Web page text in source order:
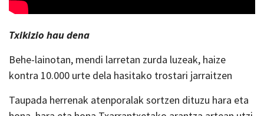
Txikizio hau dena
Behe-lainotan, mendi larretan zurda luzeak, haize
kontra 10.000 urte dela hasitako trostari jarraitzen
Taupada herrenak atenporalak sortzen dituzu hara eta